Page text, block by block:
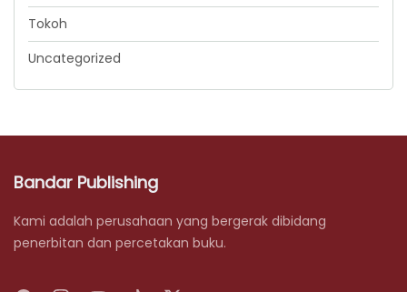
Tokoh
Uncategorized
Bandar Publishing
Kami adalah perusahaan yang bergerak dibidang
penerbitan dan percetakan buku.